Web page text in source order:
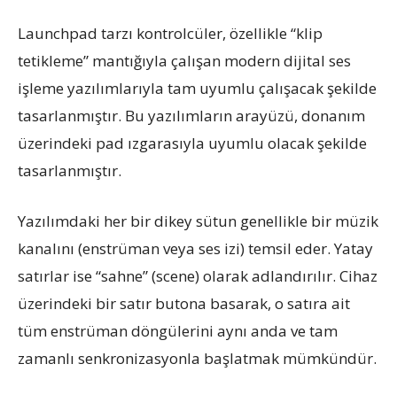
Launchpad tarzı kontrolcüler, özellikle “klip
tetikleme” mantığıyla çalışan modern dijital ses
işleme yazılımlarıyla tam uyumlu çalışacak şekilde
tasarlanmıştır. Bu yazılımların arayüzü, donanım
üzerindeki pad ızgarasıyla uyumlu olacak şekilde
tasarlanmıştır.
Yazılımdaki her bir dikey sütun genellikle bir müzik
kanalını (enstrüman veya ses izi) temsil eder. Yatay
satırlar ise “sahne” (scene) olarak adlandırılır. Cihaz
üzerindeki bir satır butona basarak, o satıra ait
tüm enstrüman döngülerini aynı anda ve tam
zamanlı senkronizasyonla başlatmak mümkündür.